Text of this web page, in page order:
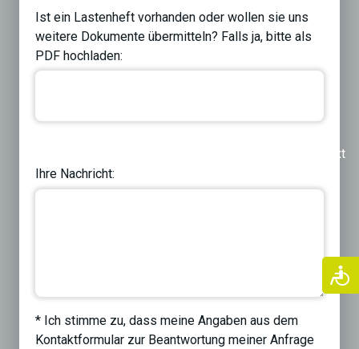
Ist ein Lastenheft vorhanden oder wollen sie uns
weitere Dokumente übermitteln? Falls ja, bitte als
PDF hochladen:
Next
Ihre Nachricht:
* Ich stimme zu, dass meine Angaben aus dem
Kontaktformular zur Beantwortung meiner Anfrage